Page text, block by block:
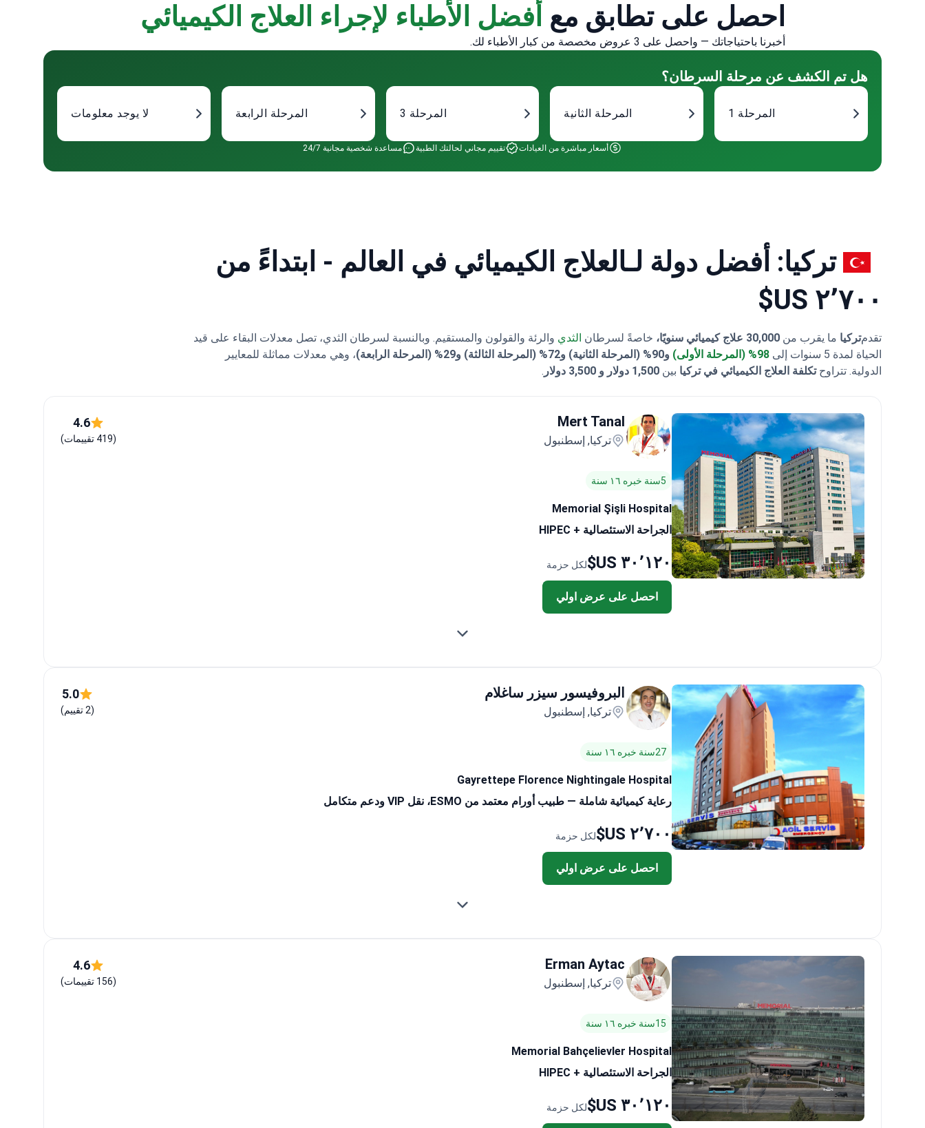
احصل على تطابق مع أفضل الأطباء لإجراء العلاج الكيميائي
أخبرنا باحتياجاتك — واحصل على 3 عروض مخصصة من كبار الأطباء لك.
هل تم الكشف عن مرحلة السرطان؟
المرحلة 1 المرحلة الثانية المرحلة 3 المرحلة الرابعة لا يوجد معلومات
أسعار مباشرة من العيادات تقييم مجاني لحالتك الطبية مساعدة شخصية مجانية 24/7
تركيا: أفضل دولة لـالعلاج الكيميائي في العالم - ابتداءً من
٢٬٧٠٠ US$
تقدمتركيا ما يقرب من 30,000 علاج كيميائي سنويًا، خاصةً لسرطان الثدي والرئة والقولون والمستقيم. وبالنسبة لسرطان الثدي، تصل معدلات البقاء على قيد
الحياة لمدة 5 سنوات إلى
98% (المرحلة الأولى) و90% (المرحلة الثانية) و72% (المرحلة الثالثة) و29% (المرحلة الرابعة)
، وهي معدلات مماثلة للمعايير
الدولية. تتراوحتكلفة العلاج الكيميائي في تركيا بين 1,500 دولار و 3,500 دولار .
Mert Tanal
تركيا, إسطنبول
4.6
(419 تقييمات)
5سنة خبره ١٦ سنة
Memorial Şişli Hospital
الجراحة الاستئصالية + HIPEC
لكل حزمة ٣٠٬١٢٠ US$
احصل على عرض اولي
البروفيسور سيزر ساغلام
تركيا, إسطنبول
5.0
(2 تقييم)
27سنة خبره ١٦ سنة
Gayrettepe Florence Nightingale Hospital
رعاية كيميائية شاملة — طبيب أورام معتمد من ESMO، نقل VIP ودعم متكامل
لكل حزمة ٢٬٧٠٠ US$
احصل على عرض اولي
Erman Aytac
تركيا, إسطنبول
4.6
(156 تقييمات)
15سنة خبره ١٦ سنة
Memorial Bahçelievler Hospital
الجراحة الاستئصالية + HIPEC
لكل حزمة ٣٠٬١٢٠ US$